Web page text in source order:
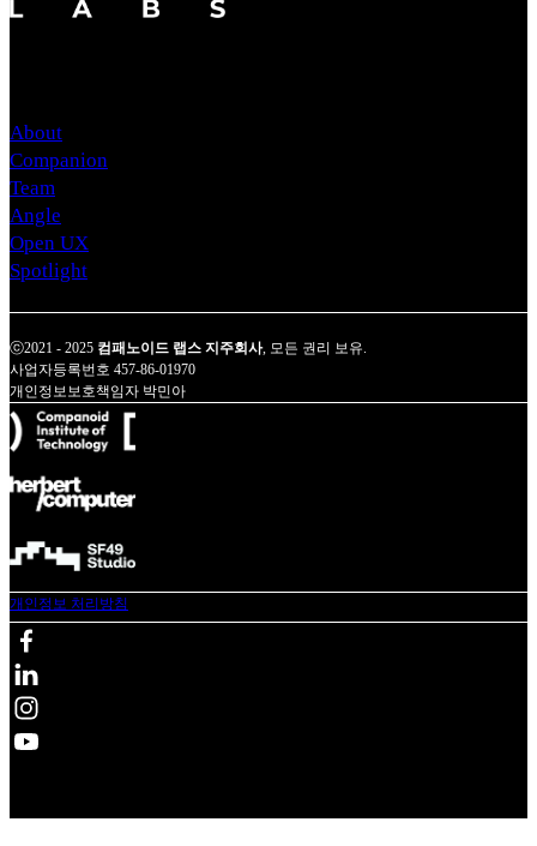
About
Companion
Team
Angle
Open UX
Spotlight
ⓒ2021 - 2025 컴패노이드 랩스 지주회사, 모든 권리 보유.
사업자등록번호 457-86-01970
개인정보보호책임자 박민아
개인정보 처리방침